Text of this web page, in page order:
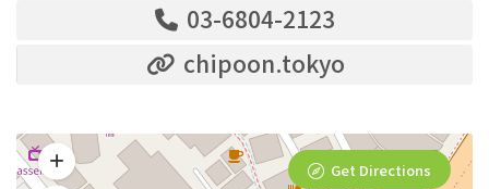
03-6804-2123
chipoon.tokyo
Get Directions